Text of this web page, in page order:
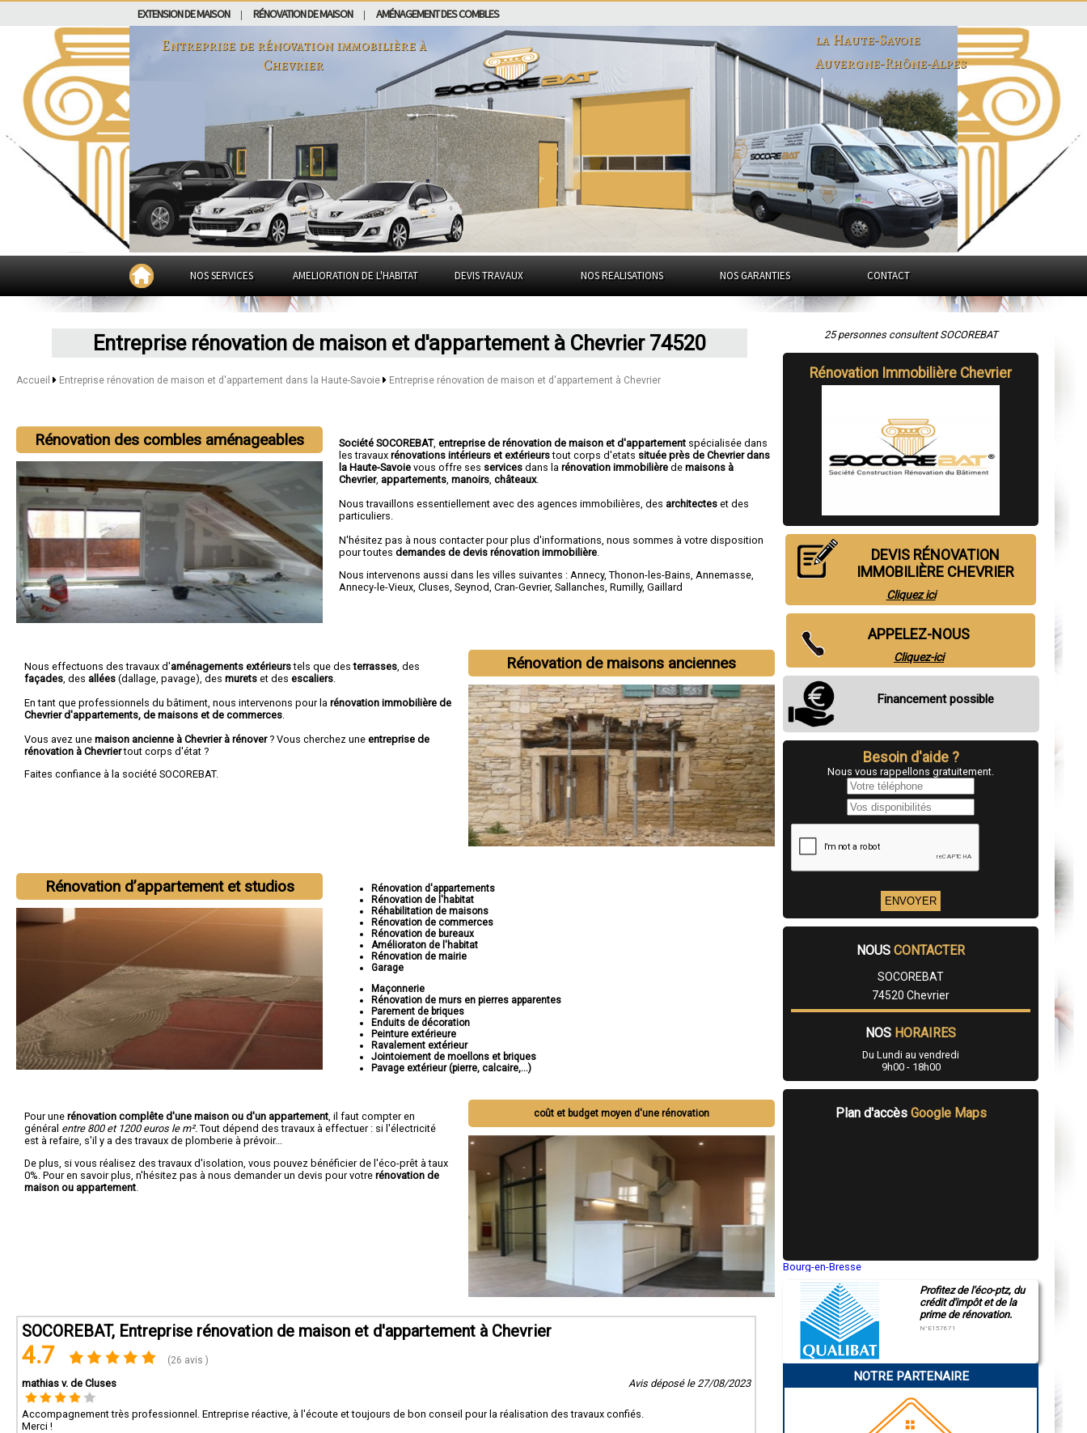
EXTENSION DE MAISON RÉNOVATION DE MAISON AMÉNAGEMENT DES COMBLES
Entreprise de rénovation immobilière à
Chevrier
la Haute-Savoie
Auvergne-Rhône-Alpes
NOS SERVICES AMELIORATION DE L'HABITAT DEVIS TRAVAUX NOS REALISATIONS NOS GARANTIES CONTACT
Entreprise rénovation de maison et d'appartement à Chevrier 74520
Accueil Entreprise rénovation de maison et d'appartement dans la Haute-Savoie Entreprise rénovation de maison et d'appartement à Chevrier
Rénovation des combles aménageables Société SOCOREBAT,entreprise de rénovation de maison et d'appartement spécialisée dans
les travauxrénovations intérieurs et extérieurstout corps d'etats située près de Chevrier dans
la Haute-Savoievous offre ses services dans larénovation immobilière demaisons à
Chevrier, appartements ,manoirs ,châteaux.
Nous travaillons essentiellement avec des agences immobilières, des architectes et des
particuliers.
N'hésitez pas à nous contacter pour plus d'informations, nous sommes à votre disposition
pour toutesdemandes de devis rénovation immobilière
Nous intervenons aussi dans les villes suivantes : Annecy,Thonon-les-Bains Annemasse
Annecy-le-Vieux ,Cluses ,Seynod ,Cran-Gevrier,Sallanches ,Rumilly,Gaillard
Rénovation de maisons anciennes
Nous effectuons des travaux d'aménagements extérieurstels que desterrasses , des
façades , des allées (dallage, pavage), des murets et des escaliers
En tant que professionnels du bâtiment, nous intervenons pour la rénovation immobilière de
Chevrier d'appartements, de maisons et de commerces
Vous avez une maison ancienne à Chevrier à rénover? Vous cherchez une entreprise de
rénovation à Chevriertout corps d'état ?
Faites confiance à la société SOCOREBAT.
Rénovation d’appartement et studios
Rénovation d'appartements
Rénovation de l'habitat
Réhabilitation de maisons
Rénovation de commerces
Rénovation de bureaux
Amélioraton de l'habitat
Rénovation de mairie
Garage
Maçonnerie
Rénovation de murs en pierres apparentes
Parement de briques
Enduits de décoration
Peinture extérieure
Ravalement extérieur
Jointoiement de moellons et briques
Pavage extérieur (pierre, calcaire,...)
coût et budget moyen d'une rénovation
Pour une rénovation complête d'une maison ou d'un appartement , il faut compter en
général entre 800 et 1200 euros le m². Tout dépend des travaux à effectuer : si l'électricité
est à refaire, s'il y a des travaux de plomberie à prévoir...
De plus, si vous réalisez des travaux d'isolation, vous pouvez bénéficier de l'éco-prêt à taux
0%. Pour en savoir plus, n'hésitez pas à nous demander un devis pour votre rénovation de
maison ou appartement
SOCOREBAT, Entreprise rénovation de maison et d'appartement à Chevrier
4.7 (26 avis )
mathias v. de Cluses Avis déposé le 27/08/2023
Accompagnement très professionnel. Entreprise réactive, à l'écoute et toujours de bon conseil pour la réalisation des travaux confiés.
Merci !
25 personnes consultent SOCOREBAT
Rénovation Immobilière Chevrier
DEVIS RÉNOVATION
IMMOBILIÈRE CHEVRIER
Cliquez ici
APPELEZ-NOUS
Cliquez-ici
Financement possible
Besoin d'aide ?
Nous vous rappellons gratuitement.
NOUS CONTACTER
SOCOREBAT
74520 Chevrier
NOS HORAIRES
Du Lundi au vendredi
9h00 - 18h00
Plan d'accès Google Maps
Bourg-en-Bresse
Montluçon
Manosque
Gap
Charleville-Mézières
Pamiers
Narbonne
Profitez de l'éco-ptz, du
crédit d'impôt et de la
prime de rénovation.
N°E157671
NOTRE PARTENAIRE